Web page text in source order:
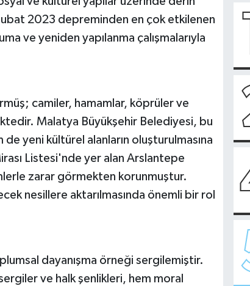
2023 depreminden en çok etkilenen
ve yeniden yapılanma çalışmalarıyla
camiler, hamamlar, köprüler ve
Malatya Büyükşehir Belediyesi, bu
yeni kültürel alanların oluşturulmasına
Listesi'nde yer alan Arslantepe
zarar görmekten korunmuştur.
nesillere aktarılmasında önemli bir rol
dayanışma örneği sergilemiştir.
ve halk şenlikleri, hem moral